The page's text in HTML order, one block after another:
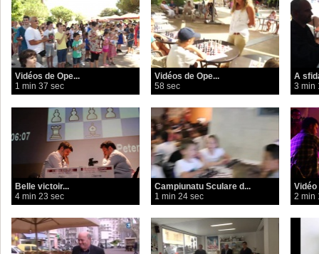
Vidéos de Ope...
1 min 37 sec
Vidéos de Ope...
58 sec
A
3 min
Belle victoir...
4 min 23 sec
Campiunatu Sculare d...
1 min 24 sec
2 min